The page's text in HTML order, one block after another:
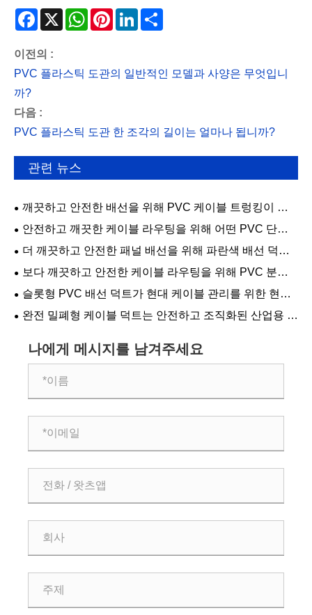
Facebook
X WhatsAppPinterestLinkedIn
이전의 :
PVC 플라스틱 도관의 일반적인 모델과 사양은 무엇입니
까?
다음 :
PVC 플라스틱 도관 한 조각의 길이는 얼마나 됩니까?
관련 뉴스
깨끗하고 안전한 배선을 위해 PVC 케이블 트렁킹이 더
나은 선택이 되는 이유는 무엇입니까?
안전하고 깨끗한 케이블 라우팅을 위해 어떤 PVC 단단
한 벽 배선 덕트 기능이 가장 중요합니까?
더 깨끗하고 안전한 패널 배선을 위해 파란색 배선 덕트
가 실용적인 선택인 이유는 무엇입니까?
보다 깨끗하고 안전한 케이블 라우팅을 위해 PVC 분리
기 배선 덕트를 선택하는 이유는 무엇입니까?
슬롯형 PVC 배선 덕트가 현대 케이블 관리를 위한 현명
한 선택인 이유는 무엇입니까?
완전 밀폐형 케이블 덕트는 안전하고 조직화된 산업용 배
나에게 메시지를 남겨주세요